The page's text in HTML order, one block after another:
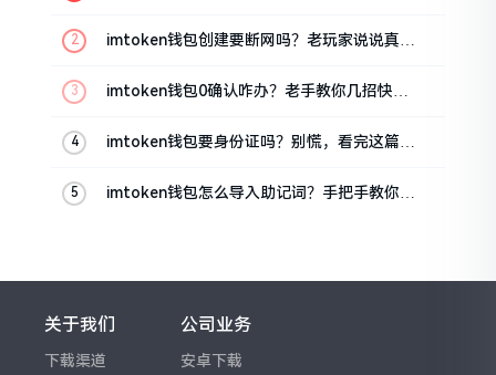
imtoken钱包创建要断网吗？老玩家说说真实
imtoken钱包0确认咋办？老手教你几招快速
imtoken钱包要身份证吗？别慌，看完这篇就
imtoken钱包怎么导入助记词？手把手教你找
关于我们
下载渠道
公司业务
安卓下载